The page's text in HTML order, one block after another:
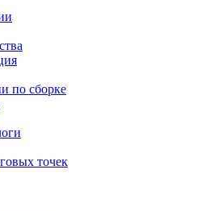
по сборке
точек